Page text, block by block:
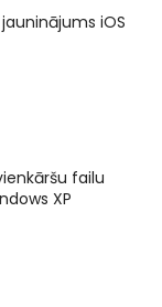
jauninājums iOS
failu
XP